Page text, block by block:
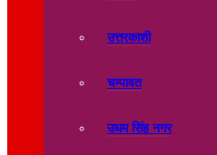
उत्तरकाशी
चम्पावत
उधम सिंह नगर